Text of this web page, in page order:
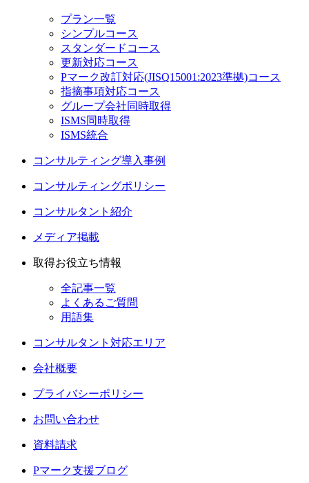
プラン一覧
シンプルコース
スタンダードコース
更新対応コース
Pマーク改訂対応(JISQ15001:2023準拠)コース
指摘事項対応コース
グループ会社同時取得
ISMS同時取得
ISMS統合
コンサルティング導入事例
コンサルティングポリシー
コンサルタント紹介
メディア掲載
取得お役立ち情報
全記事一覧
よくあるご質問
用語集
コンサルタント対応エリア
会社概要
プライバシーポリシー
お問い合わせ
資料請求
Pマーク支援ブログ